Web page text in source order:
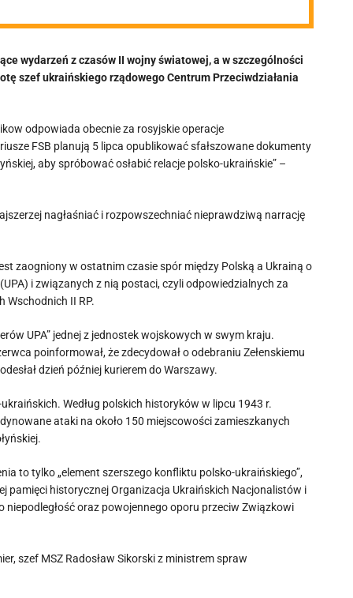
wydarzeń z czasów II wojny światowej, a w szczególności
szef ukraińskiego rządowego Centrum Przeciwdziałania
odpowiada obecnie za rosyjskie operacje
FSB planują 5 lipca opublikować sfałszowane dokumenty
aby spróbować osłabić relacje polsko-ukraińskie” –
nagłaśniać i rozpowszechniać nieprawdziwą narrację
zaogniony w ostatnim czasie spór między Polską a Ukrainą o
i związanych z nią postaci, czyli odpowiedzialnych za
Wschodnich II RP.
UPA” jednej z jednostek wojskowych w swym kraju.
poinformował, że zdecydował o odebraniu Zełenskiemu
dzień później kurierem do Warszawy.
Według polskich historyków w lipcu 1943 r.
ataki na około 150 miejscowości zamieszkanych
to tylko „element szerszego konfliktu polsko-ukraińskiego”,
pamięci historycznej Organizacja Ukraińskich Nacjonalistów i
niepodległość oraz powojennego oporu przeciw Związkowi
szef MSZ Radosław Sikorski z ministrem spraw